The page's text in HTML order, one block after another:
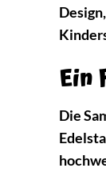
Ein
Die